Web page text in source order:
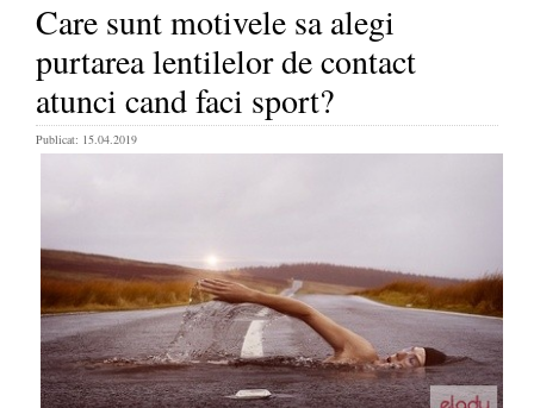
Care sunt motivele sa alegi
purtarea lentilelor de contact
atunci cand faci sport?
Publicat: 15.04.2019